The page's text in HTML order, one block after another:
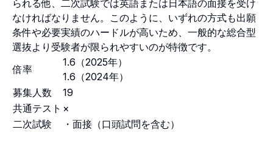
られる他、二次試験では英語または日本語の面接を受け
なければなりません。このように、いずれの方式も出願
条件や必要実績のハードルが高いため、一般的な総合型
選抜より受験者が限られやすいのが特徴です。
倍率
1.6（2025年）
1.6（2024年）
募集人数
19
共通テスト ×
二次試験
・面接（口頭試問を含む）